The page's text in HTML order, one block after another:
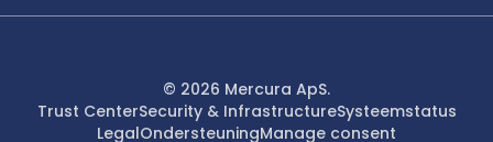
Svenska
© 2026 Mercura ApS.
Trust CenterSecurity & InfrastructureSysteemstatus
LegalOndersteuningManage consent